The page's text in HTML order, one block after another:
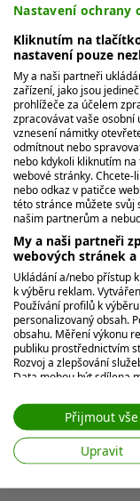
MOHLO BY
Nastavení ochrany
Kliknutím na
nastavení pouze
My a naši partneři
zařízení, jako jsou
prohlížeče za účelem
zpracovávat vaše
vznesení námitky
odmítnout nebo
nebo kdykoli kliknutím
webové stránky. Chcete-
nebo odkaz v patičce
této stránce můžete svůj
našim partnerům a
My a naši partneři
webových stránek
Ukládání a/nebo přístup
k výběru reklam.
Používání profilů k
personalizovaný obsah.
obsahu. Měření výkonu
publiku prostřednictvím
Rozvoj a zlepšování
Data mohou být sdílena
web/aplikaci.
Zobrazit seznam
Vaše údaje používáme
Přijmout vše
Upravit